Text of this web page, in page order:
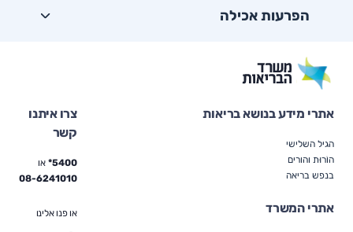
הפרעות אכילה
אתרי מידע בנושא בריאות
הגיל השלישי
הוֹרוּת והורים
בנפש בריאה
אתרי המשרד
צרו איתנו
קשר
5400* או
08-6241010
או פנו אלינו